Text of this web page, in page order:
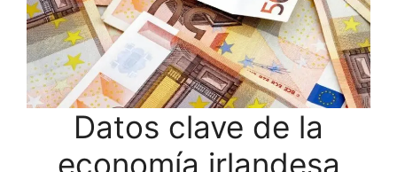
Datos clave de la
economía irlandesa